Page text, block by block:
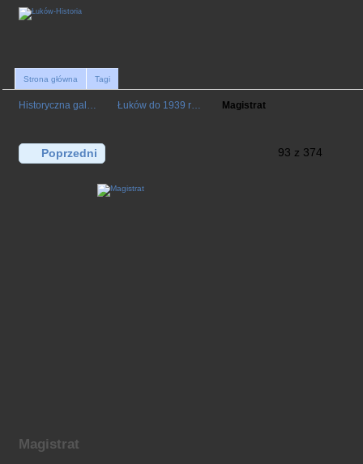
Strona główna Tagi
Historyczna gal… Łuków do 1939 r… Magistrat
Poprzedni 93 z 374
Magistrat